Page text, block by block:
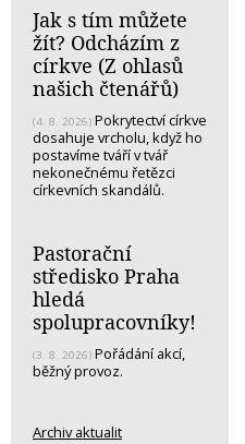
Jak s tím můžete
žít? Odcházím z
církve (Z ohlasů
našich čtenářů)
(4. 8. 2026) Pokrytectví církve
dosahuje vrcholu, když ho
postavíme tváří v tvář
nekonečnému řetězci
církevních skandálů.
Pastorační
středisko Praha
hledá
spolupracovníky!
(3. 8. 2026) Pořádání akcí,
běžný provoz.
Archiv aktualit